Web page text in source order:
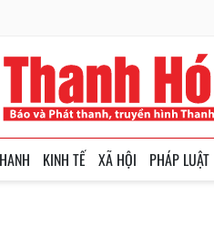
KINH TẾ XÃ HỘI PHÁP LUẬT